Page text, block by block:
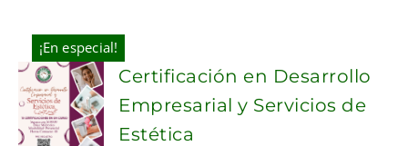
¡En especial!
ADD TO
CART
Certificación en Desarrollo
Empresarial y Servicios de
Estética